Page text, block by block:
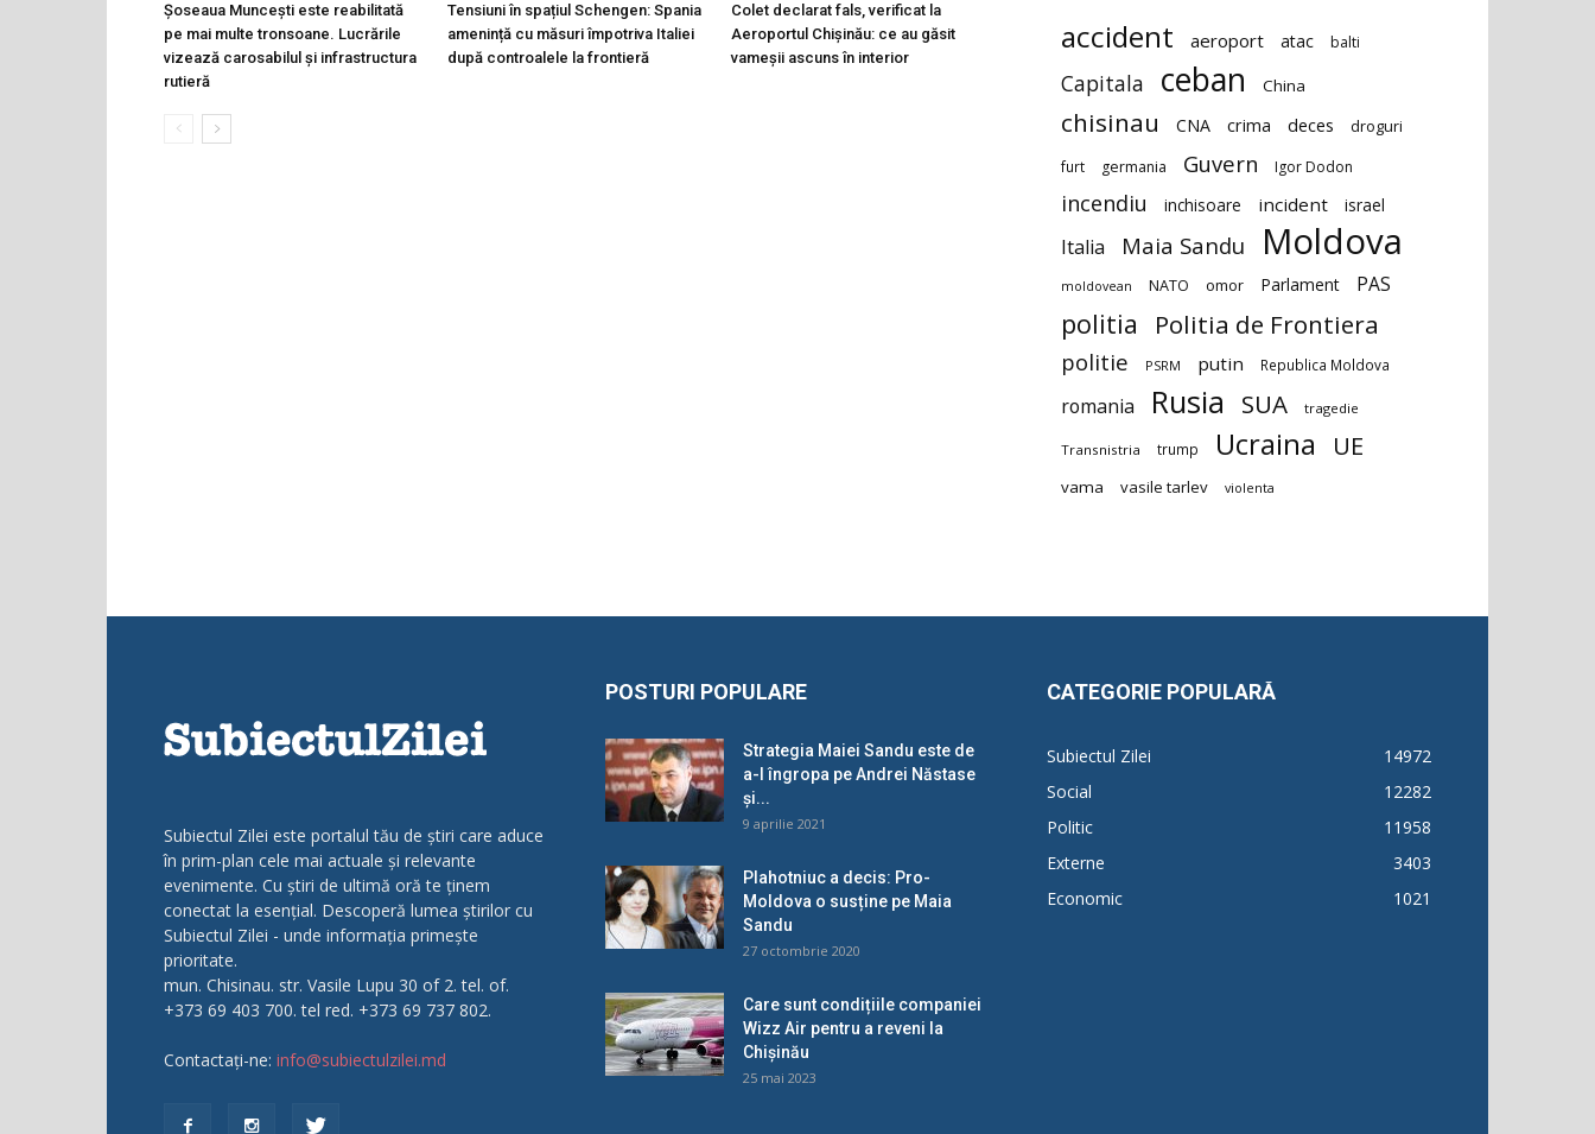
Șoseaua Muncești este reabilitată
pe mai multe tronsoane. Lucrările
vizează carosabilul și infrastructura
rutieră
Tensiuni în spațiul Schengen: Spania
amenință cu măsuri împotriva Italiei
după controalele la frontieră
Colet declarat fals, verificat la
Aeroportul Chișinău: ce au găsit
vameșii ascuns în interior
accident aeroport atac balti
Capitala ceban China
chisinau CNA crima deces droguri
furt germania Guvern Igor Dodon
incendiu inchisoare incident israel
Italia Maia Sandu Moldova
moldovean NATO omor Parlament PAS
politia Politia de Frontiera
politie PSRM putin Republica Moldova
romania Rusia SUA tragedie
Transnistria trump Ucraina UE
vama vasile tarlev violenta
Subiectul Zilei este portalul tău de știri care aduce
în prim-plan cele mai actuale și relevante
evenimente. Cu știri de ultimă oră te ținem
conectat la esențial. Descoperă lumea știrilor cu
Subiectul Zilei - unde informația primește
prioritate.
mun. Chisinau. str. Vasile Lupu 30 of 2. tel. of.
+373 69 403 700. tel red. +373 69 737 802.
Contactați-ne: info@subiectulzilei.md
POSTURI POPULARE
Strategia Maiei Sandu este de
a-l îngropa pe Andrei Năstase
și...
9 aprilie 2021
Plahotniuc a decis: Pro-
Moldova o susține pe Maia
Sandu
27 octombrie 2020
Care sunt condițiile companiei
Wizz Air pentru a reveni la
Chișinău
25 mai 2023
CATEGORIE POPULARĂ
Subiectul Zilei
14972
Social
12282
Politic
11958
Externe
3403
Economic
1021